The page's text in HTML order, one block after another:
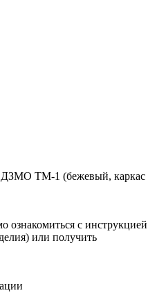
ДЗМО ТМ-1 (бежевый, каркас
ознакомиться с инструкцией
или получить